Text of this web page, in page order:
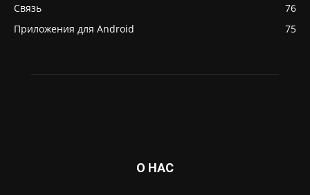
Связь
76
Приложения для Android
75
О НАС